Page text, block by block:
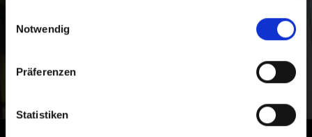
Notwendig
Präferenzen
Statistiken